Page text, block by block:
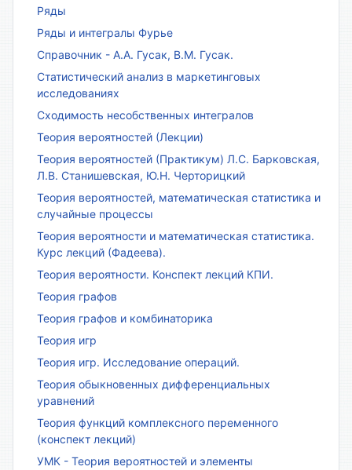
Ряды
Ряды и интегралы Фурье
Справочник - А.А. Гусак, В.М. Гусак.
Статистический анализ в маркетинговых
исследованиях
Сходимость несобственных интегралов
Теория вероятностей (Лекции)
Теория вероятностей (Практикум) Л.С. Барковская,
Л.В. Станишевская, Ю.Н. Черторицкий
Теория вероятностей, математическая статистика и
случайные процессы
Теория вероятности и математическая статистика.
Курс лекций (Фадеева).
Теория вероятности. Конспект лекций КПИ.
Теория графов
Теория графов и комбинаторика
Теория игр
Теория игр. Исследование операций.
Теория обыкновенных дифференциальных
уравнений
Теория функций комплексного переменного
(конспект лекций)
УМК - Теория вероятностей и элементы